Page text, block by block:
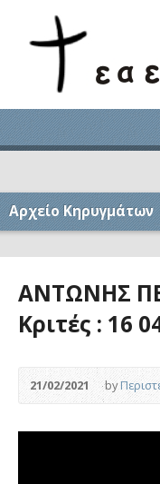
Αρχείο Κηρυγμάτων
ΑΝΤΩΝΗΣ
Κριτές : 16
21/02/2021 by